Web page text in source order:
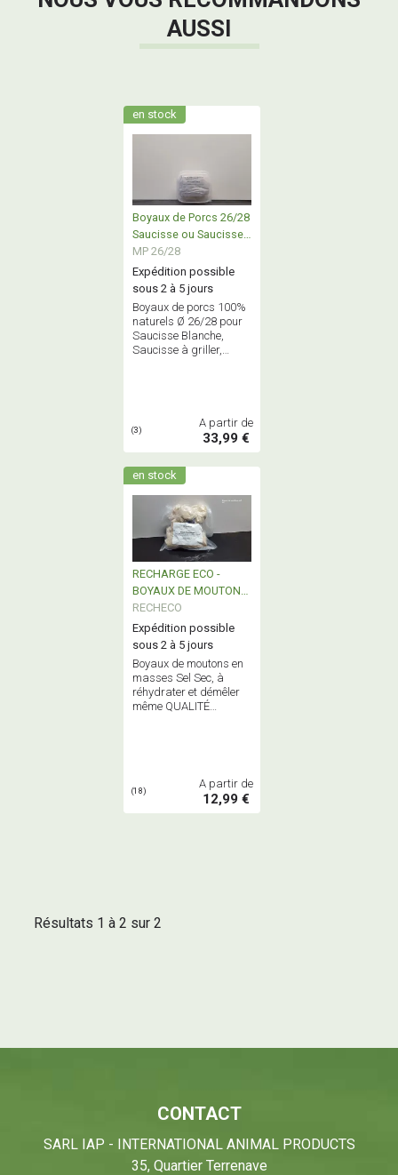
AUSSI
en stock
Boyaux de Porcs 26/28
Saucisse ou Saucisse
Choucroute
MP 26/28
Expédition possible
sous 2 à 5 jours
Boyaux de porcs 100%
naturels Ø 26/28 pour
Saucisse Blanche,
Saucisse à griller,
(3)
A partir de
33,99 €
en stock
RECHARGE ECO -
BOYAUX DE MOUTONS
- Masses Sel sec
RECHECO
Expédition possible
sous 2 à 5 jours
Boyaux de moutons en
masses Sel Sec, à
réhydrater et démêler
même QUALITÉ
(18)
A partir de
12,99 €
Résultats 1 à 2 sur 2
CONTACT
SARL IAP - INTERNATIONAL ANIMAL PRODUCTS
35, Quartier Terrenave